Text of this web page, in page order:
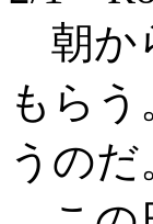
朝か
もら
うのだ